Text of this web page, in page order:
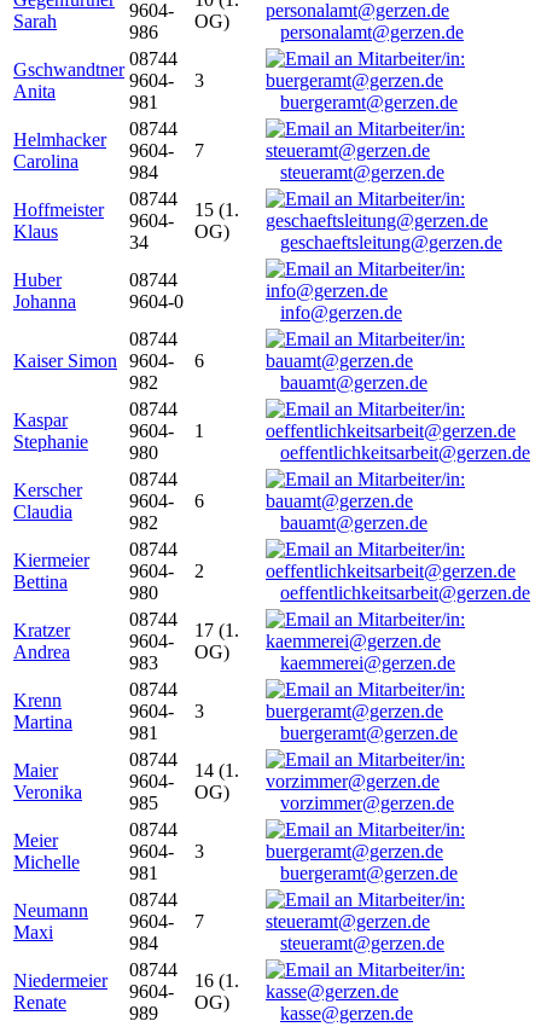
Sarah
9604-
986
OG)
personalamt@gerzen.de
Gschwandtner
Anita
08744
9604-
981
3
buergeramt@gerzen.de
Helmhacker
Carolina
08744
9604-
984
7
steueramt@gerzen.de
Hoffmeister
Klaus
08744
9604-
34
15 (1.
OG)
geschaeftsleitung@gerzen.de
Huber
Johanna
08744
9604-0
info@gerzen.de
Kaiser Simon
08744
9604-
982
6
bauamt@gerzen.de
Kaspar
Stephanie
08744
9604-
980
1
oeffentlichkeitsarbeit@gerzen.de
Kerscher
Claudia
08744
9604-
982
6
bauamt@gerzen.de
Kiermeier
Bettina
08744
9604-
980
2
oeffentlichkeitsarbeit@gerzen.de
Kratzer
Andrea
08744
9604-
983
17 (1.
OG)
kaemmerei@gerzen.de
Krenn
Martina
08744
9604-
981
3
buergeramt@gerzen.de
Maier
Veronika
08744
9604-
985
14 (1.
OG)
vorzimmer@gerzen.de
Meier
Michelle
08744
9604-
981
3
buergeramt@gerzen.de
Neumann
Maxi
08744
9604-
984
7
steueramt@gerzen.de
Niedermeier
Renate
08744
9604-
989
16 (1.
OG)
kasse@gerzen.de